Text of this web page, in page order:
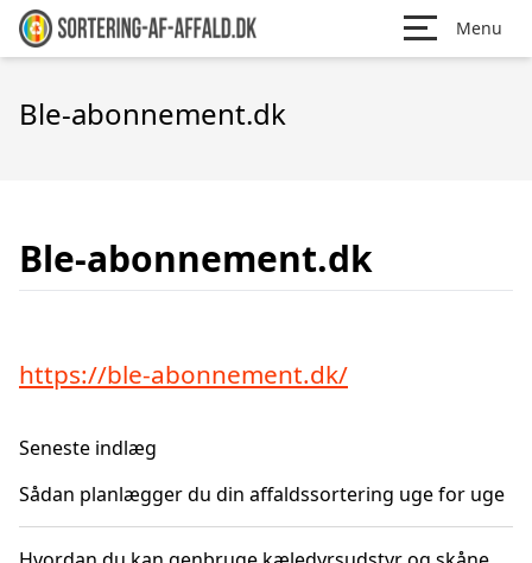
Menu
Ble-abonnement.dk
Ble-abonnement.dk
https://ble-abonnement.dk/
Seneste indlæg
Sådan planlægger du din affaldssortering uge for uge